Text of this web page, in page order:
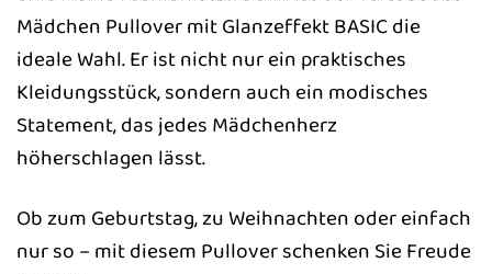
Mädchen Pullover mit Glanzeffekt BASIC die
ideale Wahl. Er ist nicht nur ein praktisches
Kleidungsstück, sondern auch ein modisches
Statement, das jedes Mädchenherz
höherschlagen lässt.
Ob zum Geburtstag, zu Weihnachten oder einfach
nur so – mit diesem Pullover schenken Sie Freude